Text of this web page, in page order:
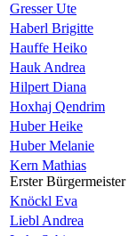
Gresser Ute
Haberl Brigitte
Hauffe Heiko
Hauk Andrea
Hilpert Diana
Hoxhaj Qendrim
Huber Heike
Huber Melanie
Kern Mathias
Erster Bürgermeister
Knöckl Eva
Liebl Andrea